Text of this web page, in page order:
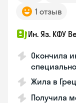
1 отзыв
Ин. Яз. КФУ
Окончила
Жила в
Получила